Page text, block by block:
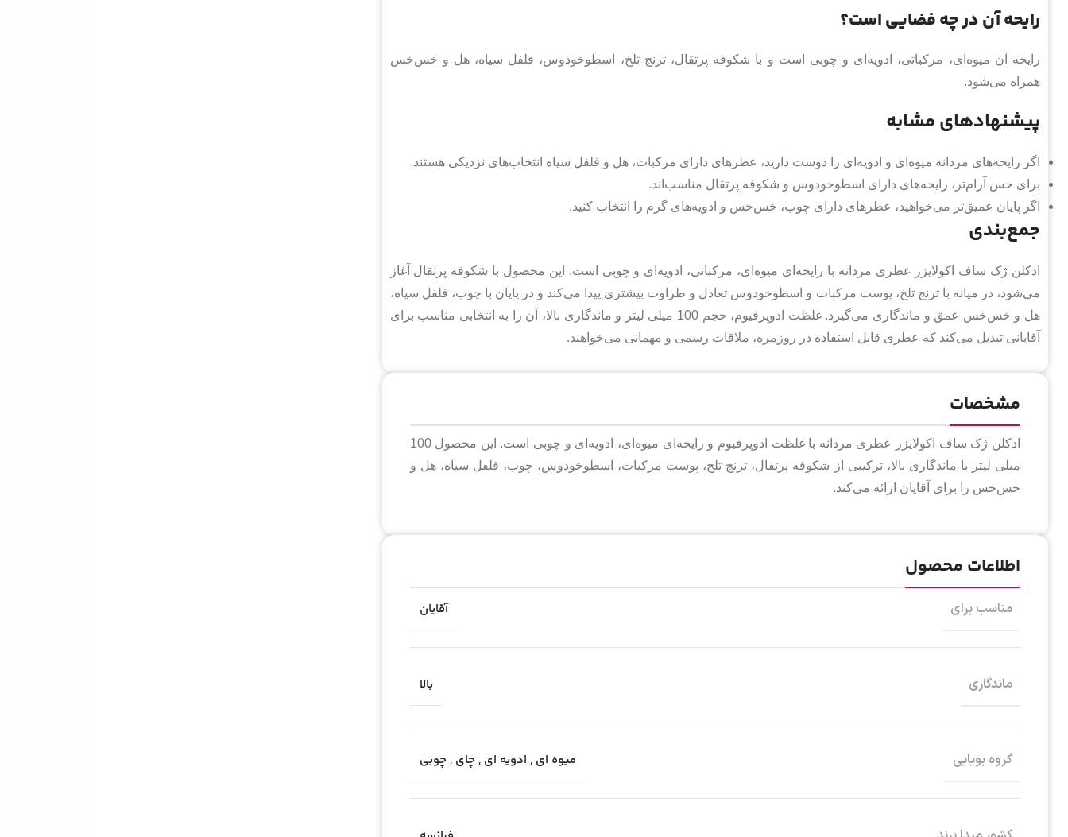
رایحه آن در چه فضایی است؟
رایحه آن میوه‌ای، مرکباتی، ادویه‌ای و چوبی است و با شکوفه پرتقال، ترنج تلخ، اسطوخودوس، فلفل سیاه، هل و خس‌خس
همراه می‌شود.
پیشنهادهای مشابه
اگر رایحه‌های مردانه میوه‌ای و ادویه‌ای را دوست دارید، عطرهای دارای مرکبات، هل و فلفل سیاه انتخاب‌های نزدیکی هستند.
برای حس آرام‌تر، رایحه‌های دارای اسطوخودوس و شکوفه پرتقال مناسب‌اند.
اگر پایان عمیق‌تر می‌خواهید، عطرهای دارای چوب، خس‌خس و ادویه‌های گرم را انتخاب کنید.
جمع‌بندی
ادکلن ژک ساف اکولایزر عطری مردانه با رایحه‌ای میوه‌ای، مرکباتی، ادویه‌ای و چوبی است. این محصول با شکوفه پرتقال آغاز
می‌شود، در میانه با ترنج تلخ، پوست مرکبات و اسطوخودوس تعادل و طراوت بیشتری پیدا می‌کند و در پایان با چوب، فلفل سیاه،
هل و خس‌خس عمق و ماندگاری می‌گیرد. غلظت ادوپرفیوم، حجم 100 میلی لیتر و ماندگاری بالا، آن را به انتخابی مناسب برای
آقایانی تبدیل می‌کند که عطری قابل استفاده در روزمره، ملاقات رسمی و مهمانی می‌خواهند.
مشخصات
ادکلن ژک ساف اکولایزر عطری مردانه با غلظت ادوپرفیوم و رایحه‌ای میوه‌ای، ادویه‌ای و چوبی است. این محصول 100
میلی لیتر با ماندگاری بالا، ترکیبی از شکوفه پرتقال، ترنج تلخ، پوست مرکبات، اسطوخودوس، چوب، فلفل سیاه، هل و
خس‌خس را برای آقایان ارائه می‌کند.
اطلاعات محصول
مناسب برای آقایان
ماندگاری بالا
گروه بویایی میوه ای , ادویه ای , چای , چوبی